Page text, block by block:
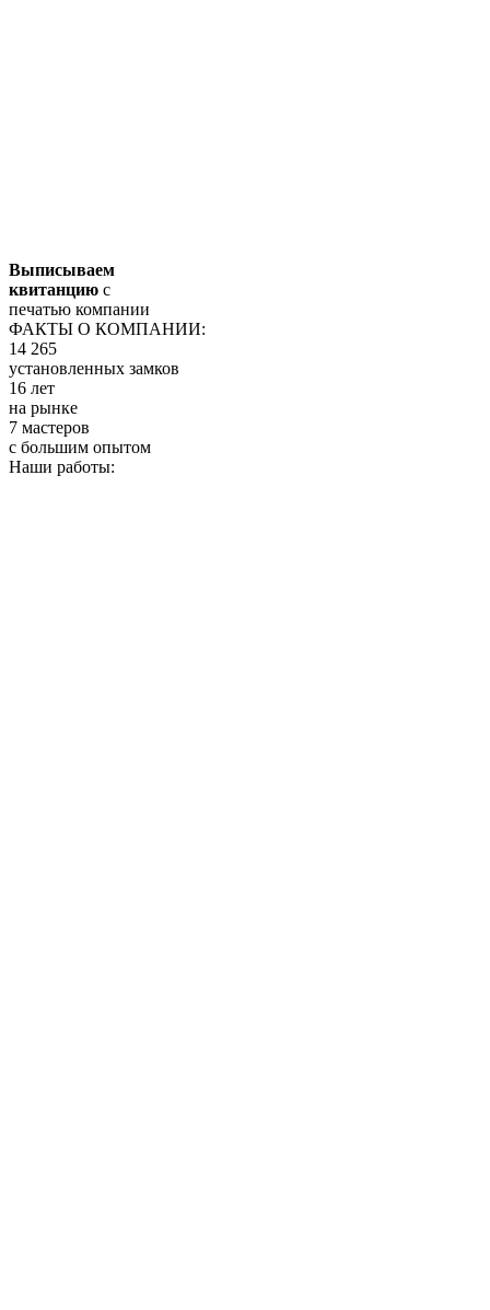
Выписываем
квитанцию с
печатью компании
ФАКТЫ О КОМПАНИИ:
14 265
установленных замков
16 лет
на рынке
7 мастеров
с большим опытом
Наши работы: